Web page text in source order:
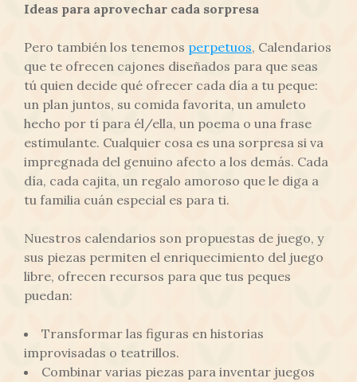
Ideas para aprovechar cada sorpresa
Pero también los tenemos perpetuos, Calendarios
que te ofrecen cajones diseñados para que seas
tú quien decide qué ofrecer cada día a tu peque:
un plan juntos, su comida favorita, un amuleto
hecho por tí para él/ella, un poema o una frase
estimulante. Cualquier cosa es una sorpresa si va
impregnada del genuino afecto a los demás. Cada
día, cada cajita, un regalo amoroso que le diga a
tu familia cuán especial es para ti.
Nuestros calendarios son propuestas de juego, y
sus piezas permiten el enriquecimiento del juego
libre, ofrecen recursos para que tus peques
puedan:
Transformar las figuras en historias
improvisadas o teatrillos.
Combinar varias piezas para inventar juegos